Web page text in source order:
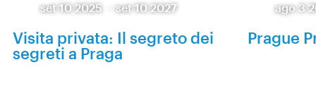
set 10 2025
-set 10 2027
Visita privata: Il segreto dei
segreti a Praga
ago 3
Prague